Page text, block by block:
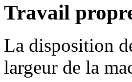
Travail
La disposition
largeur de la